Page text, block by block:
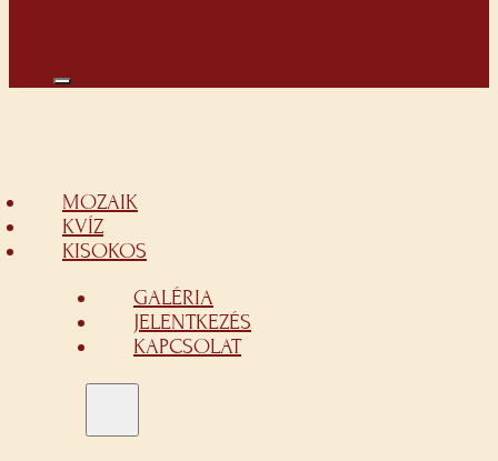
MOZAIK
KVÍZ
KISOKOS
GALÉRIA
JELENTKEZÉS
KAPCSOLAT